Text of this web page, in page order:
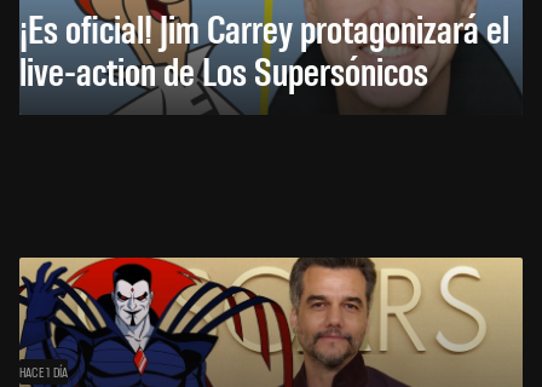
¡Es oficial! Jim Carrey protagonizará el
live-action de Los Supersónicos
HACE 1 DÍA